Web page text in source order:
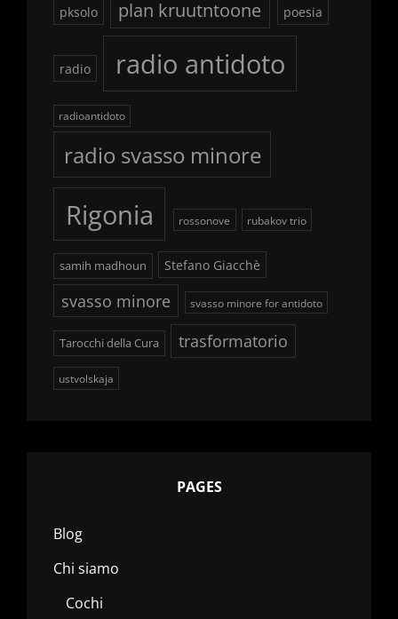
pksolo plan kruutntoone poesia
radio radio antidoto
radioantidoto
radio svasso minore
Rigonia rossonove rubakov trio
samih madhoun Stefano Giacchè
svasso minore svasso minore for antidoto
Tarocchi della Cura trasformatorio
ustvolskaja
PAGES
Blog
Chi siamo
Cochi